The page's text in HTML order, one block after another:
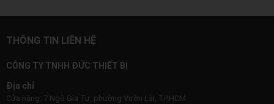
THÔNG TIN LIÊN HỆ
CÔNG TY TNHH ĐỨC THIẾT BỊ
Địa chỉ
Cửa hàng: 7 Ngô Gia Tự, phường Vườn Lài, TP.HCM